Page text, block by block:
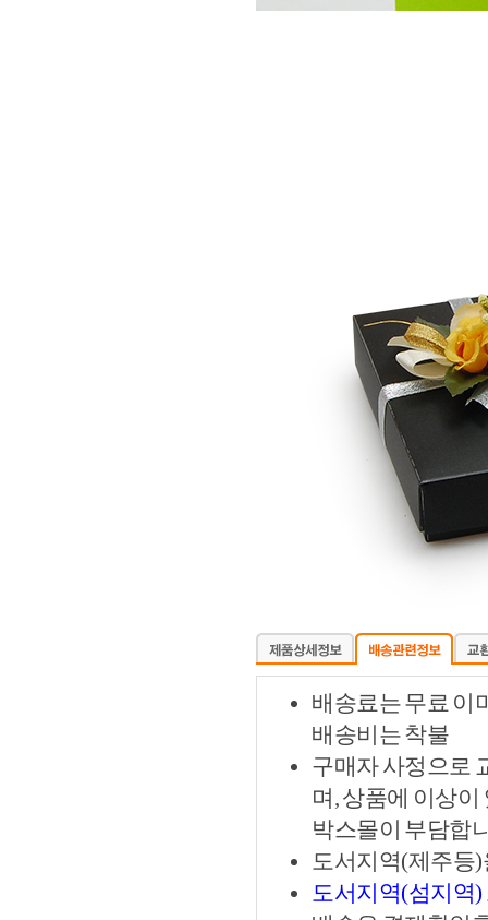
배송료는 무료 이
배송비는 착불
구매자 사정으로
며, 상품에 이상
박스몰이 부담합
도서지역(제주등
도서지역(섬지역